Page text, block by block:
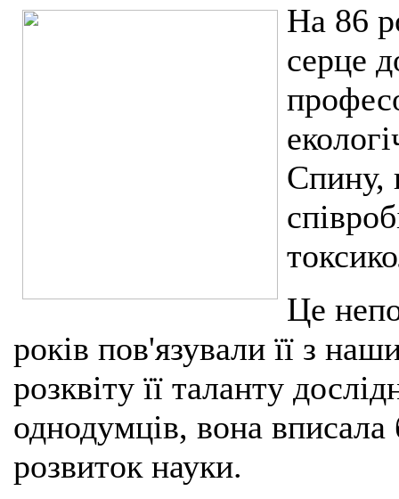
На 86
серце
Спину,
Це
років пов'язували її з
розквіту її таланту
однодумців, вона вписала
розвиток науки.